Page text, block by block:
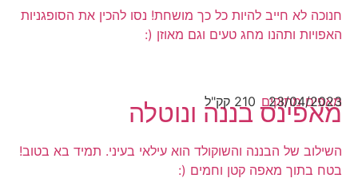
חנוכה לא חייב להיות כל כך מושחת! נסו להכין את הסופגניות
האפויות ותהנו מחג טעים וגם מאוזן (:
מאפינס בננה ונוטלה
השילוב של הבננה והשוקולד הוא עילאי בעיני. תמיד בא בטוב!
בטח בתוך מאפה קטן וחמים (:
מאפים מתוקים
23/04/2023 210 קק"ל